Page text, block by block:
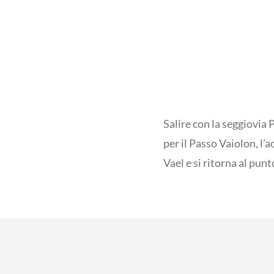
Salire con la seggiovia
per il Passo Vaiolon,
Vael e si ritorna al